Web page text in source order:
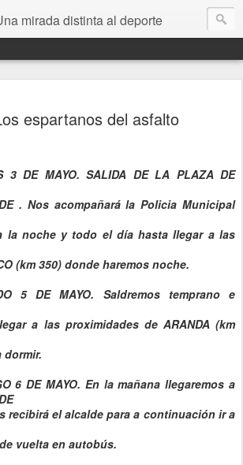
mirada distinta al deporte
espartanos del asfalto
3 DE MAYO. SALIDA DE LA PLAZA DE
. Nos acompañará la Policia Municipal
la noche y todo el día hasta llegar a las
(km 350) donde haremos noche.
5 DE MAYO. Saldremos temprano e
a las proximidades de ARANDA (km
dormir.
6 DE MAYO. En la mañana llegaremos a
recibirá el alcalde para a continuación ir a
vuelta enautobús.